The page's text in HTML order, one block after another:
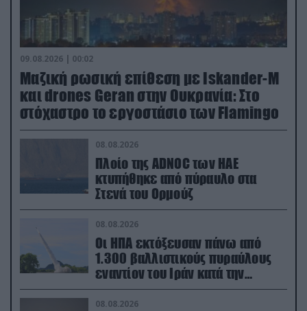
09.08.2026 | 00:02
Μαζική ρωσική επίθεση με Iskander-M
και drones Geran στην Ουκρανία: Στο
στόχαστρο το εργοστάσιο των Flamingo
08.08.2026
Πλοίο της ADNOC των ΗΑΕ
κτυπήθηκε από πύραυλο στα
Στενά του Ορμούζ
08.08.2026
Οι ΗΠΑ εκτόξευσαν πάνω από
1.300 βαλλιστικούς πυραύλους
εναντίον του Ιράν κατά την
διάρκεια του πολέμου
08.08.2026